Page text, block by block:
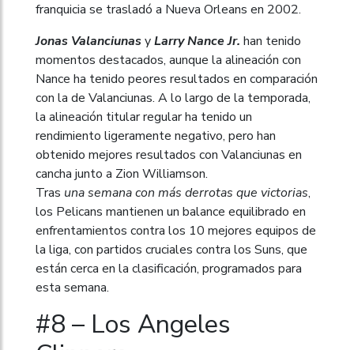
franquicia se trasladó a Nueva Orleans en 2002.
Jonas ValanciunasyLarry Nance Jr. han tenido
momentos destacados, aunque la alineación con
Nance ha tenido peores resultados en comparación
con la de Valanciunas. A lo largo de la temporada,
la alineación titular regular ha tenido un
rendimiento ligeramente negativo, pero han
obtenido mejores resultados con Valanciunas en
cancha junto a Zion Williamson.
Tras una semana con más derrotas que victorias,
los Pelicans mantienen un balance equilibrado en
enfrentamientos contra los 10 mejores equipos de
la liga, con partidos cruciales contra los Suns, que
están cerca en la clasificación, programados para
esta semana.
#8 – Los Angeles